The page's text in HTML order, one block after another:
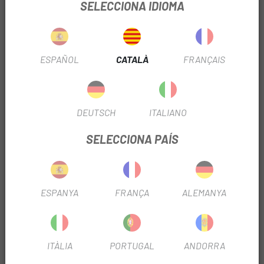
Tacx ® Blue Twist Basic Trainer
Tacx ® Booster Basic Trainer
Tacx ® Flow Smart Trainer
Tacx Galàxia Advanced Roller Trainer
Tacx NEO 2 Smart Trainer
Tacx ® NEO 2T Smart Trainer
Tacx ® Satori Smart Trainer
PRODUCTOS SIMILARES
SELECCIONA IDIOMA
ESPAÑOL CATALÀ FRANÇAIS
DEUTSCH ITALIANO
SELECCIONA PAÍS
ESPANYA FRANÇA ALEMANYA
ITÀLIA PORTUGAL ANDORRA